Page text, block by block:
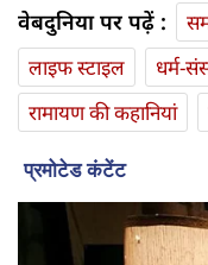
वेबदुनिया पर पढ़ें :
लाइफ स्‍टाइल
धर्म-
रामायण की कहानियां